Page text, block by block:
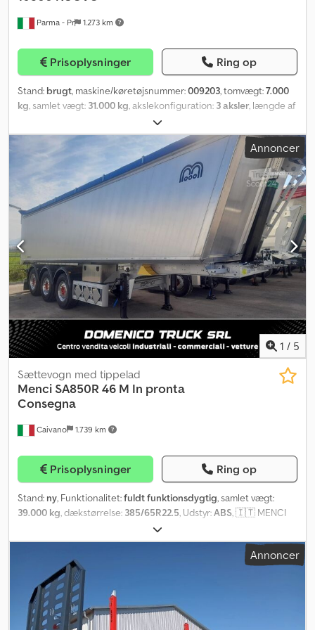
Parma - Pr 1.273 km
Prisoplysninger Ring op
Stand: brugt, maskine/køretøjsnummer:009203, tomvægt:7.000
kg, samlet vægt: 31.000 kg, akslekonfiguration: 3 aksler, længde af
, læsningsbredde:
2.000 mm, lastepladsvolumen:53 m³, affjedring:luft, dækstørrelse:
385/65 r22,5 , farve: , Produktionsår:2021
, BAGTIP TRAILER
TECNOKAR T3SP38 / DELFINO NY, KLAR TIL LEVERING;
Lasteområdets dimensioner: L 10.500 mm x B 2.500 mm x H 2.000
mm; Akselafstand: 5.800 mm; Nyttelast: 31.000 kg; Totalvægt (PTT):
38.000 kg; Dæk: 385/65 R22,5; Skivebremser; Luftaffjedring; Første
aksel løftbar; Tredje aksel styrbar; Kapacitet: 53 m³; EBS; Elektrisk
presenning; JOST støtteben. Crsdpjhc Sfrjfx Aikjf
Annoncer
1 / 5
Caivano 1.739 km
Sættevogn med tippelad
Menci SA850R 46 M In pronta
Consegna
Prisoplysninger Ring op
Stand: ny, Funktionalitet:fuldt funktionsdygtig, samlet vægt:
39.000 kg, dækstørrelse: 385/65R22.5, Udstyr:ABS, 🇮🇹 MENCI
SEMITRAILER WITH "SQUARE" TIPPER BODY - SA850R Volume: 45.4
m³ Dimensions: 9,200 x H 2,000 mm Floor: 6 mm Rear floor: 8 mm
Unladen weight: 6,650 kg Gross weight: 39,000 kg Description
Version and Accessories 3rd SAF STEERING AXLE WITH DISC
BRAKES OR 430 (ET120) 2/2 1st AXLE WITH AUTOMATIC LIFT
ELECTRIC CRAMARO TYPE C COVERSYSTEM (2023) HERMETIC,
WITH PROTECTIVE CASING STAINLESS STEEL TOOLBOX 90 x 50 x
Annoncer